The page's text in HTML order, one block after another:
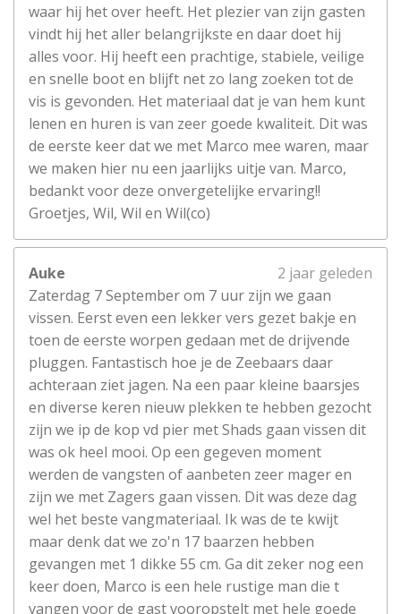
waar hij het over heeft. Het plezier van zijn gasten
vindt hij het aller belangrijkste en daar doet hij
alles voor. Hij heeft een prachtige, stabiele, veilige
en snelle boot en blijft net zo lang zoeken tot de
vis is gevonden. Het materiaal dat je van hem kunt
lenen en huren is van zeer goede kwaliteit. Dit was
de eerste keer dat we met Marco mee waren, maar
we maken hier nu een jaarlijks uitje van. Marco,
bedankt voor deze onvergetelijke ervaring!!
Groetjes, Wil, Wil en Wil(co)
Auke
2 jaar geleden
Zaterdag 7 September om 7 uur zijn we gaan
vissen. Eerst even een lekker vers gezet bakje en
toen de eerste worpen gedaan met de drijvende
pluggen. Fantastisch hoe je de Zeebaars daar
achteraan ziet jagen. Na een paar kleine baarsjes
en diverse keren nieuw plekken te hebben gezocht
zijn we ip de kop vd pier met Shads gaan vissen dit
was ok heel mooi. Op een gegeven moment
werden de vangsten of aanbeten zeer mager en
zijn we met Zagers gaan vissen. Dit was deze dag
wel het beste vangmateriaal. Ik was de te kwijt
maar denk dat we zo'n 17 baarzen hebben
gevangen met 1 dikke 55 cm. Ga dit zeker nog een
keer doen, Marco is een hele rustige man die t
vangen voor de gast vooropstelt met hele goede